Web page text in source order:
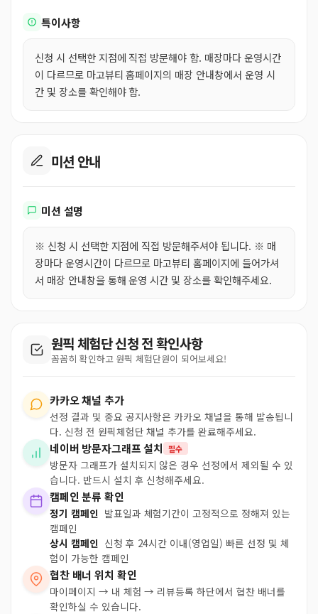
특이사항
신청 시 선택한 지점에 직접 방문해야 함. 매장마다 운영시간
이 다르므로 마고뷰티 홈페이지의 매장 안내창에서 운영 시
간 및 장소를 확인해야 함.
미션 안내
미션 설명
※ 신청 시 선택한 지점에 직접 방문해주셔야 됩니다. ※ 매
장마다 운영시간이 다르므로 마고뷰티 홈페이지에 들어가셔
서 매장 안내창을 통해 운영 시간 및 장소를 확인해주세요.
원픽 체험단 신청 전 확인사항
꼼꼼히 확인하고 원픽 체험단원이 되어보세요!
카카오 채널 추가
선정 결과 및 중요 공지사항은 카카오 채널을 통해 발송됩니
다. 신청 전 원픽체험단 채널 추가를 완료해주세요.
네이버 방문자그래프 설치 필수
방문자 그래프가 설치되지 않은 경우 선정에서 제외될 수 있
습니다. 반드시 설치 후 신청해주세요.
캠페인 분류 확인
정기 캠페인 발표일과 체험기간이 고정적으로 정해져 있는
캠페인
상시 캠페인 신청 후 24시간 이내(영업일) 빠른 선정 및 체
험이 가능한 캠페인
협찬 배너 위치 확인
마이페이지 → 내 체험 → 리뷰등록 하단에서 협찬 배너를
확인하실 수 있습니다.